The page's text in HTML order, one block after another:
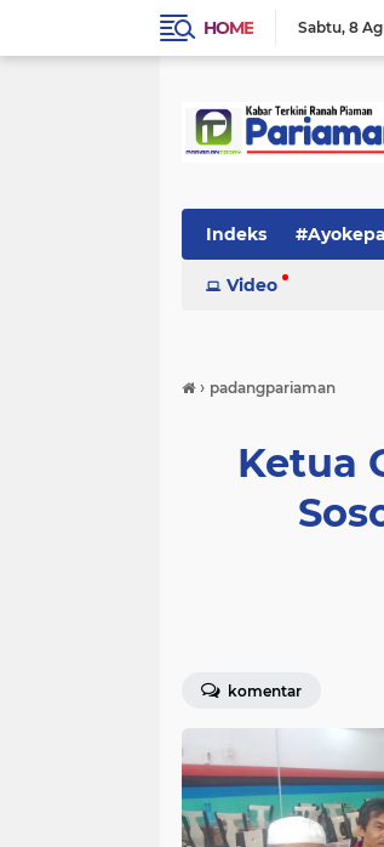
HOME Sabtu 8
Indeks
Video
› padangpariaman
Ketua
komentar